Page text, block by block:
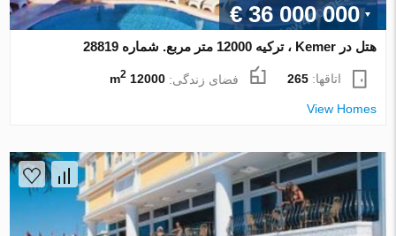
€ 36 000 000
هتل در Kemer ، ترکیه 12000 متر مربع. شماره 28819
اتاقها:265 فضای زندگی:12000 m
2
View Homes